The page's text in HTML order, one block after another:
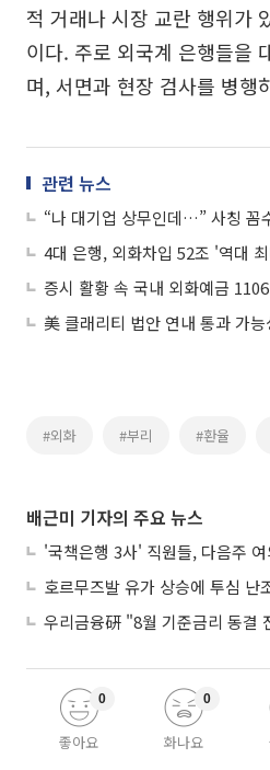
적 거래나 시장 교란 행위가
이다. 주로 외국계 은행들을
며, 서면과 현장 검사를 병행
관련 뉴스
4대 은행, 외화차입 52조 '역대
#외화 #부리 #환율
배근미 기자의 주요 뉴스
좋아요
0
화나요
0